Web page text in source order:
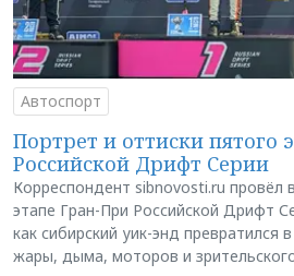
Автоспорт
Портрет и оттиски пятого
Российской Дрифт Серии
Корреспондент sibnovosti.ru провёл
этапе Гран-При Российской Дрифт
как сибирский уик-энд превратился
жары, дыма, моторов и